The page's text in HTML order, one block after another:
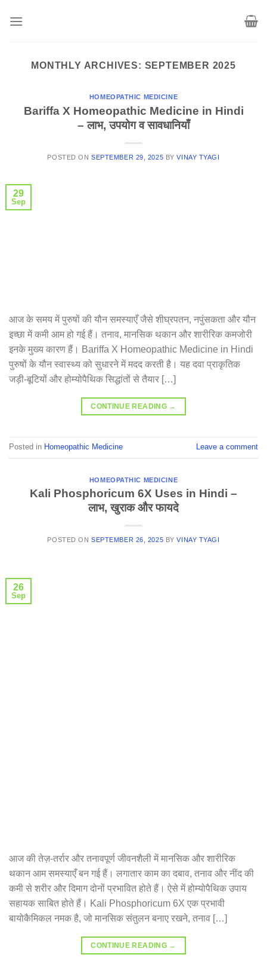
MONTHLY ARCHIVES: SEPTEMBER 2025
HOMEOPATHIC MEDICINE
Bariffa X Homeopathic Medicine in Hindi
– लाभ, उपयोग व सावधानियाँ
POSTED ONSEPTEMBER 29, 2025 BYVINAY TYAGI
29
Sep
आज के समय में पुरुषों की यौन समस्याएँ जैसे शीघ्रपतन, नपुंसकता और यौन
इच्छा में कमी आम हो गई हैं। तनाव, मानसिक थकान और शारीरिक कमजोरी
इनके मुख्य कारण हैं। Bariffa X Homeopathic Medicine in Hindi
पुरुषों के यौन स्वास्थ्य को सुधारने में मदद करती है। यह दवा प्राकृतिक
जड़ी-बूटियों और होम्योपैथिक सिद्धांतों से तैयार […]
CONTINUE READING →
Posted in Homeopathic Medicine Leave a comment
HOMEOPATHIC MEDICINE
Kali Phosphoricum 6X Uses in Hindi –
लाभ, खुराक और फायदे
POSTED ONSEPTEMBER 26, 2025 BYVINAY TYAGI
26
Sep
आज की तेज़-तर्रार और तनावपूर्ण जीवनशैली में मानसिक और शारीरिक
थकान आम समस्याएँ बन गई हैं। लगातार काम का दबाव, तनाव और नींद की
कमी से शरीर और दिमाग दोनों प्रभावित होते हैं। ऐसे में होम्योपैथिक उपाय
सहायक साबित होते हैं। Kali Phosphoricum 6X एक प्रभावी
बायोकैमिकल नमक है, जो मानसिक संतुलन बनाए रखने, तनाव […]
CONTINUE READING →